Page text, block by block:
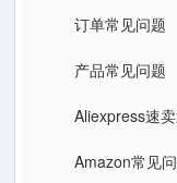
订单常见问题
产品常见问题
Aliexpress速
Amazon常见